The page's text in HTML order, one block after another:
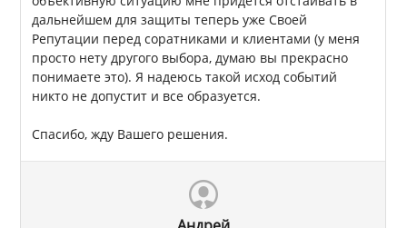
дальнейшем для защиты теперь уже Своей
Репутации перед соратниками и клиентами (у меня
просто нету другого выбора, думаю вы прекрасно
понимаете это). Я надеюсь такой исход событий
никто не допустит и все образуется.
Спасибо, жду Вашего решения.